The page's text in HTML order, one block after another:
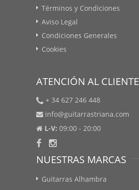
Términos y Condiciones
Aviso Legal
Condiciones Generales
Cookies
ATENCIÓN AL CLIENTE
+ 34 627 246 448
info@guitarrastriana.com
L-V: 09:00 - 20:00
NUESTRAS MARCAS
Guitarras Alhambra